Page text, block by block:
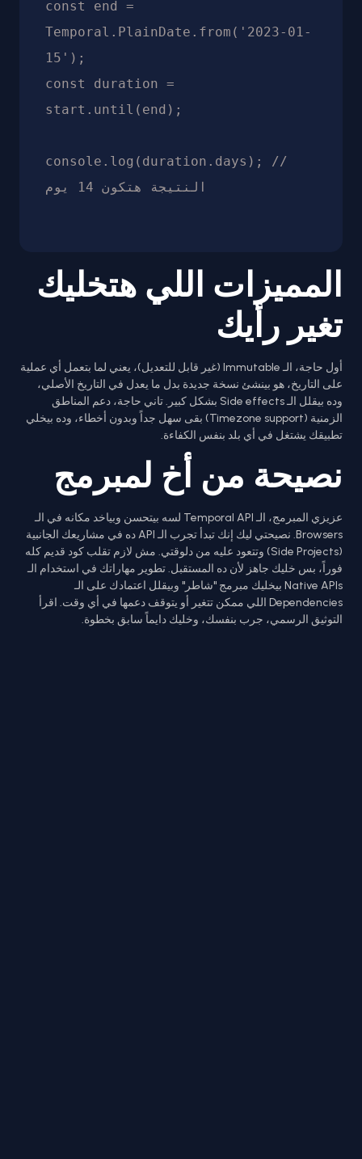
const end =
Temporal.PlainDate.from('2023-01-
15');
const duration =
start.until(end);
console.log(duration.days); //
المميزات اللي هتخليك
تغير رأيك
أول حاجة، الـ Immutable (غير قابل للتعديل)، يعني لما بتعمل أي عملية
على التاريخ، هو بينشئ نسخة جديدة بدل ما يعدل في التاريخ الأصلي،
وده بيقلل الـ Side effects بشكل كبير. تاني حاجة، دعم المناطق
الزمنية (Timezone support) بقى سهل جداً وبدون أخطاء، وده بيخلي
تطبيقك يشتغل في أي بلد بنفس الكفاءة.
نصيحة من أخ لمبرمج
عزيزي المبرمج، الـ Temporal API لسه بيتحسن وبياخد مكانه في الـ
Browsers. نصيحتي ليك إنك تبدأ تجرب الـ API ده في مشاريعك الجانبية
(Side Projects) وتتعود عليه من دلوقتي. مش لازم تقلب كود قديم كله
فوراً، بس خليك جاهز لأن ده المستقبل. تطوير مهاراتك في استخدام الـ
Native APIs بيخليك مبرمج "شاطر" وبيقلل اعتمادك على الـ
Dependencies اللي ممكن تتغير أو يتوقف دعمها في أي وقت. اقرأ
التوثيق الرسمي، جرب بنفسك، وخليك دايماً سابق بخطوة.